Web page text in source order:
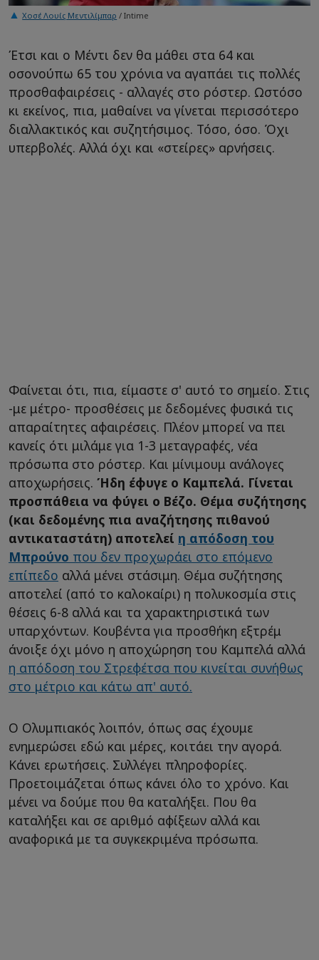
Χοσέ Λουίς Μεντιλίμπαρ / Intime
Έτσι και ο Μέντι δεν θα μάθει στα 64 και
οσονούπω 65 του χρόνια να αγαπάει τις πολλές
προσθαφαιρέσεις - αλλαγές στο ρόστερ. Ωστόσο
κι εκείνος, πια, μαθαίνει να γίνεται περισσότερο
διαλλακτικός και συζητήσιμος. Τόσο, όσο. Όχι
υπερβολές. Αλλά όχι και «στείρες» αρνήσεις.
Φαίνεται ότι, πια, είμαστε σ' αυτό το σημείο. Στις
-με μέτρο- προσθέσεις με δεδομένες φυσικά τις
απαραίτητες αφαιρέσεις. Πλέον μπορεί να πει
κανείς ότι μιλάμε για 1-3 μεταγραφές, νέα
πρόσωπα στο ρόστερ. Και μίνιμουμ ανάλογες
αποχωρήσεις. Ήδη έφυγε ο Καμπελά. Γίνεται
προσπάθεια να φύγει ο Βέζο. Θέμα συζήτησης
(και δεδομένης πια αναζήτησης πιθανού
αντικαταστάτη) αποτελεί η απόδοση του
Μπρούνο που δεν προχωράει στο επόμενο
επίπεδο αλλά μένει στάσιμη. Θέμα συζήτησης
αποτελεί (από το καλοκαίρι) η πολυκοσμία στις
θέσεις 6-8 αλλά και τα χαρακτηριστικά των
υπαρχόντων. Κουβέντα για προσθήκη εξτρέμ
άνοιξε όχι μόνο η αποχώρηση του Καμπελά αλλά
η απόδοση του Στρεφέτσα που κινείται συνήθως
στο μέτριο και κάτω απ' αυτό.
Ο Ολυμπιακός λοιπόν, όπως σας έχουμε
ενημερώσει εδώ και μέρες, κοιτάει την αγορά.
Κάνει ερωτήσεις. Συλλέγει πληροφορίες.
Προετοιμάζεται όπως κάνει όλο το χρόνο. Και
μένει να δούμε που θα καταλήξει. Που θα
καταλήξει και σε αριθμό αφίξεων αλλά και
αναφορικά με τα συγκεκριμένα πρόσωπα.